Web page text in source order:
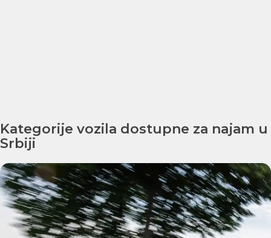
Kategorije vozila dostupne za najam u
Srbiji